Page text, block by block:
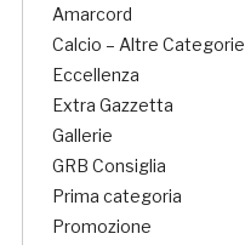
Amarcord
Calcio – Altre Categorie
Eccellenza
Extra Gazzetta
Gallerie
GRB Consiglia
Prima categoria
Promozione